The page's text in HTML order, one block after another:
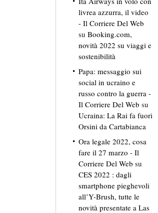
livrea azzurra, il video
- Il Corriere Del Web
su Booking.com,
novità 2022 su viaggi e
sostenibilità
Papa: messaggio sui
social in ucraino e
russo contro la guerra -
Il Corriere Del Web su
Ucraina: La Rai fa fuori
Orsini da Cartabianca
Ora legale 2022, cosa
fare il 27 marzo - Il
Corriere Del Web su
CES 2022 : dagli
smartphone pieghevoli
all’Y-Brush, tutte le
novità presentate a Las